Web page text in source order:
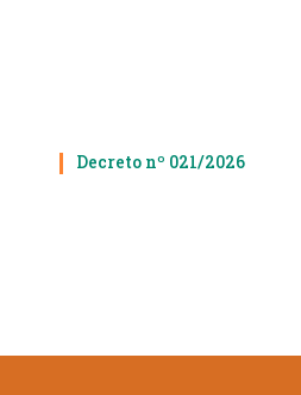
Decreto nº 021/2026